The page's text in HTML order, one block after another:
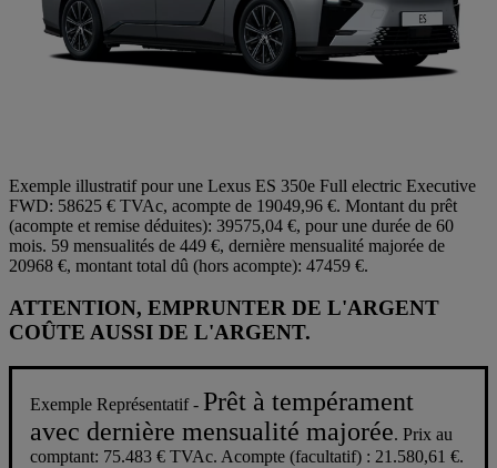
Exemple illustratif pour une Lexus ES 350e Full electric Executive
FWD: 58625 € TVAc, acompte de 19049,96 €. Montant du prêt
(acompte et remise déduites): 39575,04 €, pour une durée de 60
mois. 59 mensualités de 449 €, dernière mensualité majorée de
20968 €, montant total dû (hors acompte): 47459 €.
ATTENTION, EMPRUNTER DE L'ARGENT
COÛTE AUSSI DE L'ARGENT.
Exemple Représentatif - Prêt à tempérament
avec dernière mensualité majorée. Prix au
comptant: 75.483 € TVAc. Acompte (facultatif) : 21.580,61 €.